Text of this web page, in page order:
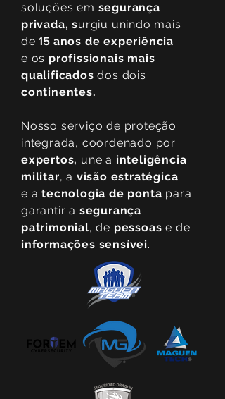
soluções em segurança
privada, surgiu unindo mais
de15 anos de experiência
e os profissionais mais
qualificadosdos dois
continentes.
Nosso serviço de proteção
integrada, coordenado por
expertos, une a inteligência
militar, a visão estratégica
e atecnologia de ponta para
garantir a segurança
patrimonial, de pessoase de
informações sensívei.